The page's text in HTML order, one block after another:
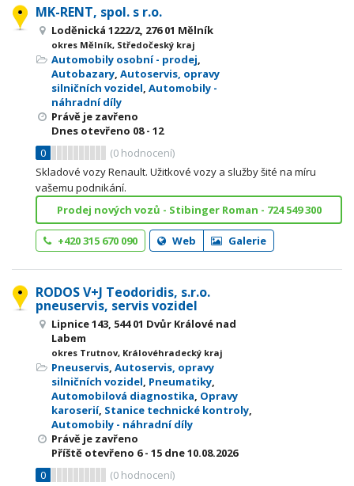
MK-RENT, spol. s r.o.
Loděnická 1222/2, 276 01 Mělník
okres Mělník, Středočeský kraj
Automobily osobní - prodej,
Autobazary, Autoservis, opravy
silničních vozidel, Automobily -
náhradní díly
Právě je zavřeno
Dnes otevřeno 08 - 12
0
(0 hodnocení)
Skladové vozy Renault. Užitkové vozy a služby šité na míru
vašemu podnikání.
Prodej nových vozů - Stibinger Roman - 724 549 300
+420 315 670 090 Web Galerie
RODOS V+J Teodoridis, s.r.o.
pneuservis, servis vozidel
Lipnice 143, 544 01 Dvůr Králové nad
Labem
okres Trutnov, Královéhradecký kraj
Pneuservis, Autoservis, opravy
silničních vozidel, Pneumatiky,
Automobilová diagnostika, Opravy
karoserií, Stanice technické kontroly,
Automobily - náhradní díly
Právě je zavřeno
Příště otevřeno 6 - 15 dne 10.08.2026
0
(0 hodnocení)